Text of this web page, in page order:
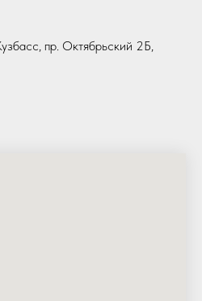
пр. Октябрьский 2Б,